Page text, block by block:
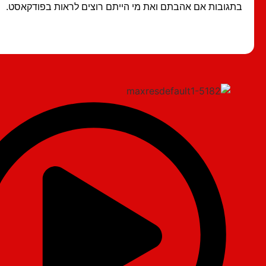
בתגובות אם אהבתם ואת מי הייתם רוצים לראות בפודקאסט.